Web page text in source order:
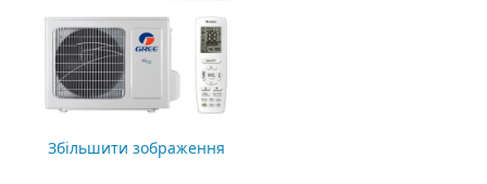
Збільшити зображення